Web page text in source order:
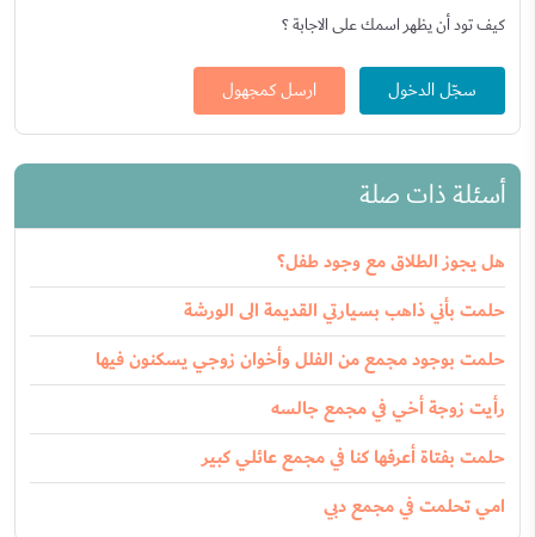
كيف تود أن يظهر اسمك على الاجابة ؟
سجّل الدخول ارسل كمجهول
أسئلة ذات صلة
هل يجوز الطلاق مع وجود طفل؟
حلمت بأني ذاهب بسيارتي القديمة الى الورشة
حلمت بوجود مجمع من الفلل وأخوان زوجي يسكنون فيها
رأيت زوجة أخي في مجمع جالسه
حلمت بفتاة أعرفها كنا في مجمع عائلي كبير
امي تحلمت في مجمع دبي